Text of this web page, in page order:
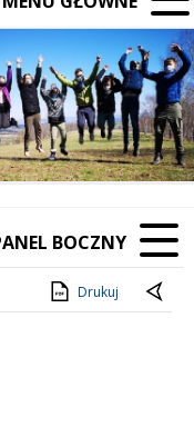
BOCZNY
Drukuj